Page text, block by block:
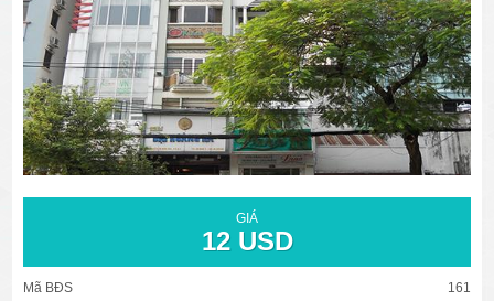
GIÁ
12 USD
Mã BĐS 161
văn phòng cho thuê quận 3
văn phòng quận 1
văn phòng quận 3
cao ốc văn phòng quận 1
cao ốc văn phòng quận 3